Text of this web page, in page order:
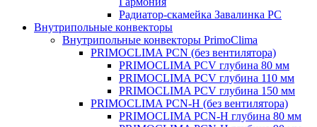
Радиатор-скамейка Завалинка РС
Внутрипольные конвекторы
Внутрипольные конвекторы PrimoClima
PRIMOCLIMA PCN (без вентилятора)
PRIMOCLIMA PCV глубина 80 мм
PRIMOCLIMA PCV глубина 110 мм
PRIMOCLIMA PCV глубина 150 мм
PRIMOCLIMA PCN-H (без вентилятора)
PRIMOCLIMA PCN-H глубина 80 мм